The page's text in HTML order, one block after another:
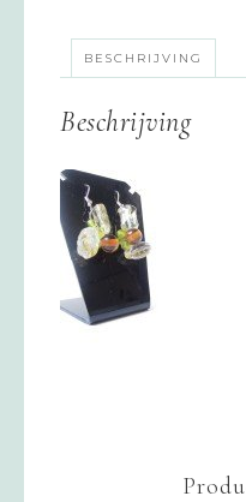
BESCHRIJVING
Beschrijving